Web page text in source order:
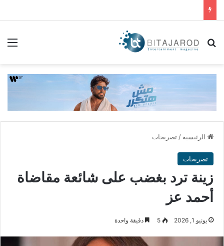
بحث عن
الرئيسية / تصريحات
تصريحات
زينة ترد بغضب على شائعة مقاضاة
أحمد عز
يونيو 1, 2026 5 دقيقة واحدة